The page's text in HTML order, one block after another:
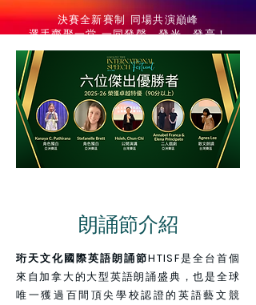
決賽全新賽制 同場共演巔峰
選手齊聚一堂 一同發聲、發光、發亮！
朗誦節介紹
珩天文化國際英語朗誦節HTISF是全台首個
來自加拿大的大型英語朗誦盛典，也是全球
唯一獲過 百間頂尖學校認證的英語藝文競